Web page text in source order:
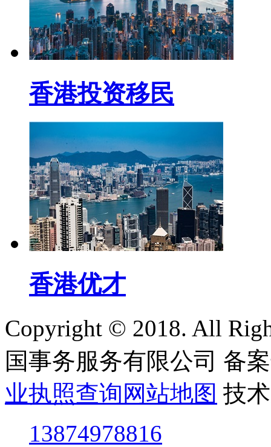
香港投资移民
香港优才
Copyright © 2018. All
国事务服务有限公司 备
业执照查询 网站地图 技
13874978816